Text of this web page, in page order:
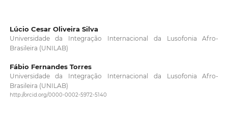
Lúcio Cesar Oliveira Silva
Universidade da Integração Internacional da Lusofonia Afro-
Brasileira (UNILAB)
Fábio Fernandes Torres
Universidade da Integração Internacional da Lusofonia Afro-
Brasileira (UNILAB)
http://orcid.org/0000-0002-5972-5140